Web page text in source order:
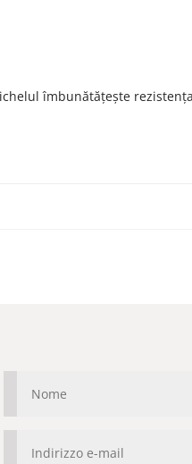
îmbunătățește